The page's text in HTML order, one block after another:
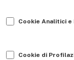
Guida per le autrici
Cookie Analitici e
Cookie di